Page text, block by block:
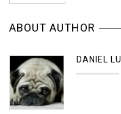
ABOUT AUTHOR
DANIEL LU